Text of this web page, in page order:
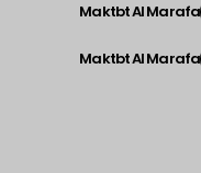
Maktbt Al Marafa
Maktbt Al Marafa